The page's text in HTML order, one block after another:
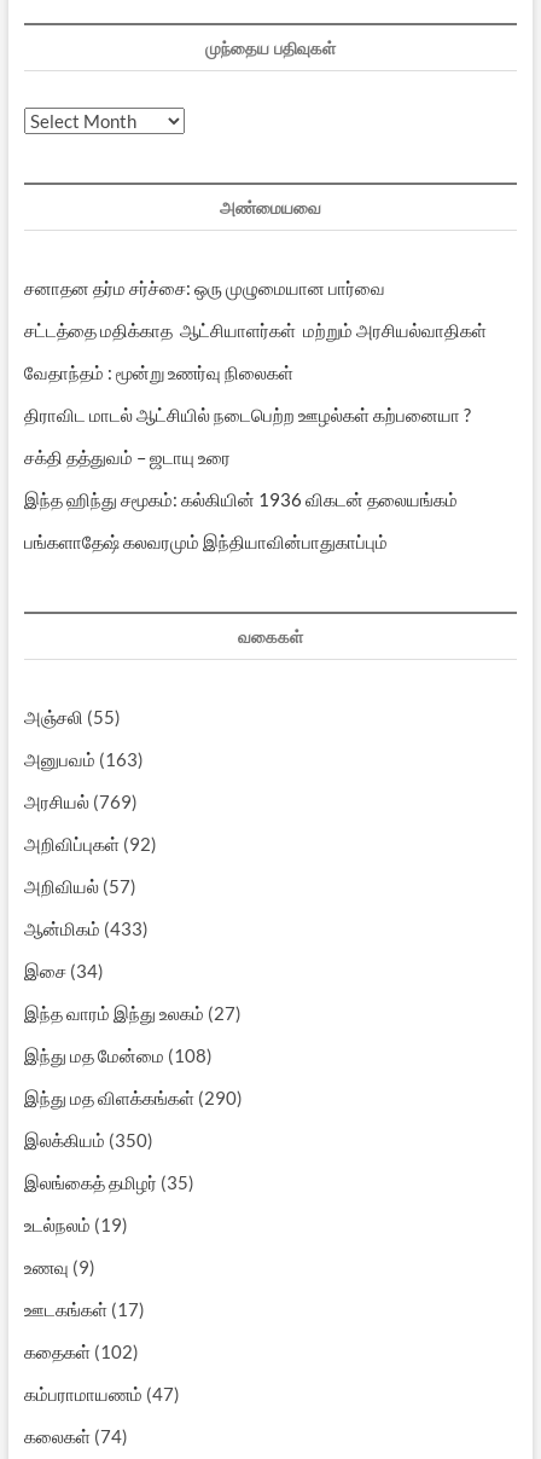
முந்தைய பதிவுகள்
முந்தைய
அண்மையவை
சனாதன தர்ம சர்ச்சை: ஒரு முழுமையான பார்வை
சட்டத்தை மதிக்காத ஆட்சியாளர்கள் மற்றும் அரசியல்வாதிகள்
வேதாந்தம் : மூன்று உணர்வு நிலைகள்
திராவிட மாடல் ஆட்சியில் நடைபெற்ற ஊழல்கள் கற்பனையா ?
சக்தி தத்துவம் – ஜடாயு உரை
இந்த ஹிந்து சமூகம்: கல்கியின் 1936 விகடன் தலையங்கம்
பங்களாதேஷ் கலவரமும் இந்தியாவின்பாதுகாப்பும்
வகைகள்
அஞ்சலி (55)
அனுபவம் (163)
அரசியல்(769)
அறிவிப்புகள்(92)
அறிவியல்(57)
ஆன்மிகம் (433)
இசை(34)
இந்த வாரம் இந்து உலகம் (27)
இந்து மத மேன்மை (108)
இந்து மத விளக்கங்கள்(290)
இலக்கியம் (350)
இலங்கைத் தமிழர் (35)
உடல்நலம் (19)
உணவு (9)
ஊடகங்கள்(17)
கதைகள்(102)
கம்பராமாயணம் (47)
கலைகள்(74)